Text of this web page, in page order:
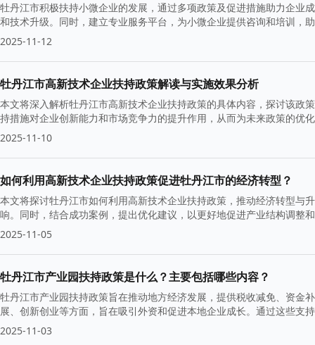
牡丹江市积极扶持小微企业的发展，通过多项政策及促进措施助力企业
和技术升级。同时，建立专业服务平台，为小微企业提供咨询和培训，
2025-11-12
牡丹江市高新技术企业扶持政策解读与实施效果分析
本文将深入解析牡丹江市高新技术企业扶持政策的具体内容，探讨该政
持措施对企业创新能力和市场竞争力的提升作用，从而为未来政策的优
2025-11-10
如何利用高新技术企业扶持政策促进牡丹江市的经济转型？
本文将探讨牡丹江市如何利用高新技术企业扶持政策，推动经济转型与
响。同时，结合成功案例，提出优化建议，以更好地促进产业结构调整
2025-11-05
牡丹江市产业园扶持政策是什么？主要包括哪些内容？
牡丹江市产业园扶持政策旨在推动地方经济发展，提供税收减免、资金
展、创新创业等方面，旨在吸引外资和促进本地企业成长。通过这些支
2025-11-03